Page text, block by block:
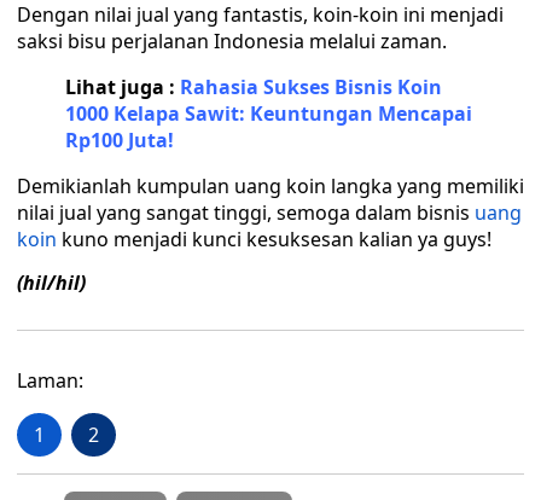
Dengan nilai jual yang fantastis, koin-koin ini menjadi
saksi bisu perjalanan Indonesia melalui zaman.
Lihat juga : Rahasia Sukses Bisnis Koin
1000 Kelapa Sawit: Keuntungan Mencapai
Rp100 Juta!
Demikianlah kumpulan uang koin langka yang memiliki
nilai jual yang sangat tinggi, semoga dalam bisnis uang
koin kuno menjadi kunci kesuksesan kalian ya guys!
(hil/hil)
Laman:
1 2